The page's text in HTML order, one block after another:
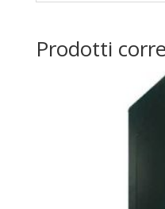
Prodotti